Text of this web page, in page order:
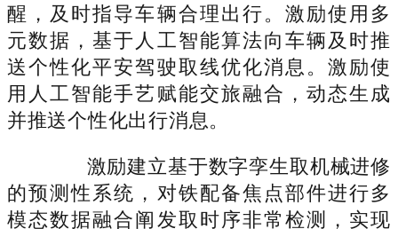
醒，及时指导车辆合理出行。激励使用多
元数据，基于人工智能算法向车辆及时推
送个性化平安驾驶取线优化消息。激励使
用人工智能手艺赋能交旅融合，动态生成
并推送个性化出行消息。
激励建立基于数字孪生取机械进修
的预测性系统，对铁配备焦点部件进行多
模态数据融合阐发取时序非常检测，实现